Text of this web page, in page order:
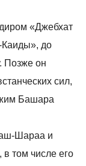
«Джебхат
Каиды», до
Позже он
сил,
Башара
аш-Шараа и
в том числе его